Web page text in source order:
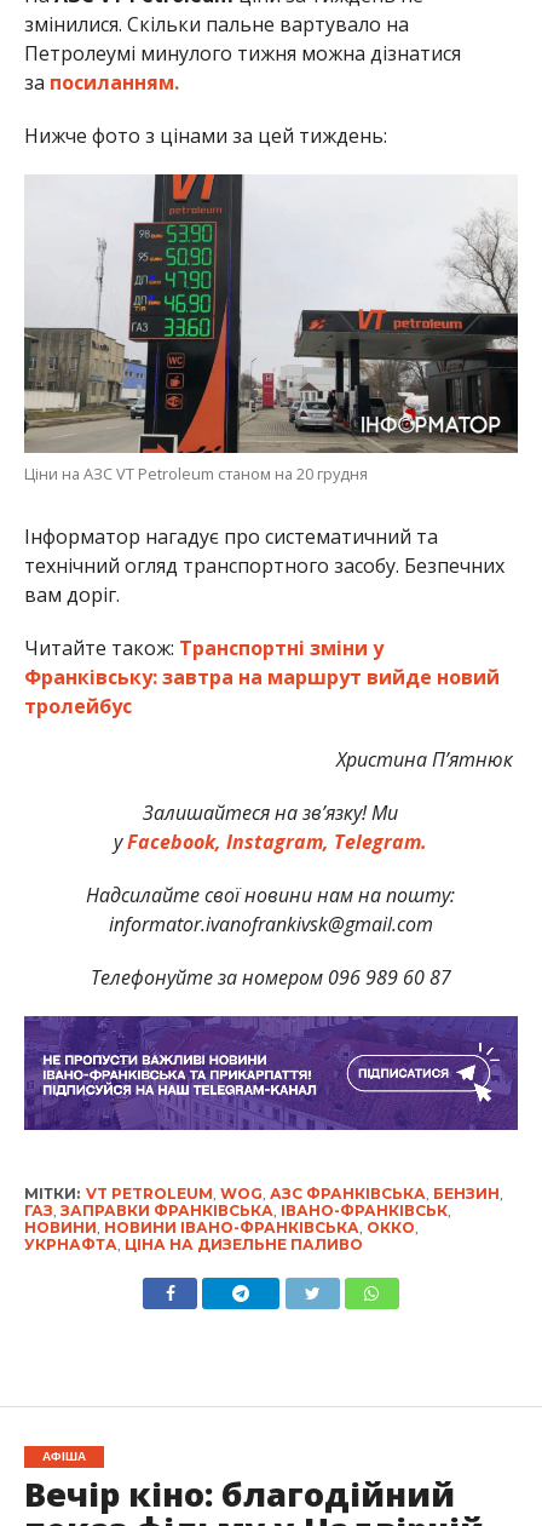
змінилися. Скільки пальне вартувало на
Петролеумі минулого тижня можна дізнатися
за посиланням.
Нижче фото з цінами за цей тиждень:
Ціни на АЗС VT Petroleum станом на 20 грудня
Інформатор нагадує про систематичний та
технічний огляд транспортного засобу. Безпечних
вам доріг.
Читайте також: Транспортні зміни у
Франківську: завтра на маршрут вийде новий
тролейбус
Христина П’ятнюк
Залишайтеся на зв’язку! Ми
уFacebook, Instagram, Telegram.
Надсилайте свої новини нам на пошту:
informator.ivanofrankivsk@gmail.com
Телефонуйте за номером 096 989 60 87
МІТКИ: VT PETROLEUM, WOG, АЗС ФРАНКІВСЬКА, БЕНЗИН,
ГАЗ, ЗАПРАВКИ ФРАНКІВСЬКА, ІВАНО-ФРАНКІВСЬК,
НОВИНИ, НОВИНИ ІВАНО-ФРАНКІВСЬКА, ОККО,
УКРНАФТА, ЦІНА НА ДИЗЕЛЬНЕ ПАЛИВО
АФІША
Вечір кіно: благодійний